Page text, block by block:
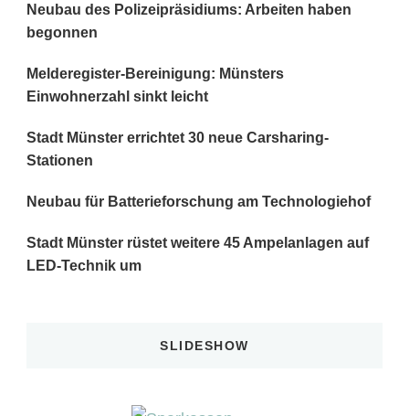
Neubau des Polizeipräsidiums: Arbeiten haben
begonnen
Melderegister-Bereinigung: Münsters
Einwohnerzahl sinkt leicht
Stadt Münster errichtet 30 neue Carsharing-
Stationen
Neubau für Batterieforschung am Technologiehof
Stadt Münster rüstet weitere 45 Ampelanlagen auf
LED-Technik um
SLIDESHOW